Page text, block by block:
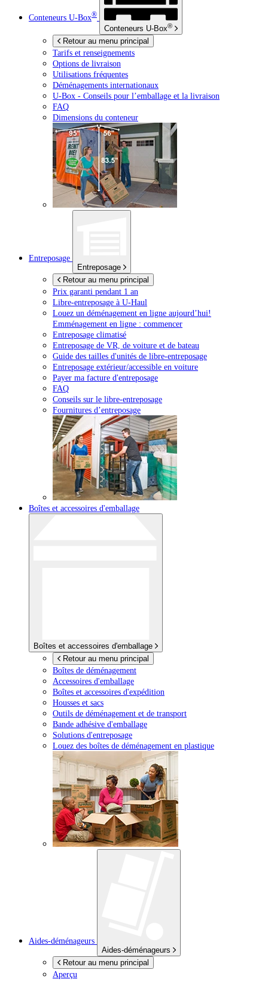
Conteneurs U-Box®
Conteneurs U-Box®
Retour au menu principal
Tarifs et renseignements
Options de livraison
Utilisations fréquentes
Déménagements internationaux
U-Box - Conseils pour l’emballage et la livraison
FAQ
Dimensions du conteneur
Entreposage
Entreposage
Retour au menu principal
Prix garanti pendant 1 an
Libre-entreposage à U-Haul
Louez un déménagement en ligne aujourd’hui!
Emménagement en ligne : commencer
Entreposage climatisé
Entreposage de VR, de voiture et de bateau
Guide des tailles d'unités de libre-entreposage
Entreposage extérieur/accessible en voiture
Payer ma facture d'entreposage
FAQ
Conseils sur le libre-entreposage
Fournitures d’entreposage
Boîtes et accessoires d'emballage
Boîtes et accessoires d'emballage
Retour au menu principal
Boîtes de déménagement
Accessoires d'emballage
Boîtes et accessoires d'expédition
Housses et sacs
Outils de déménagement et de transport
Bande adhésive d'emballage
Solutions d'entreposage
Louez des boîtes de déménagement en plastique
Aides-déménageurs
Aides-déménageurs
Retour au menu principal
Aperçu